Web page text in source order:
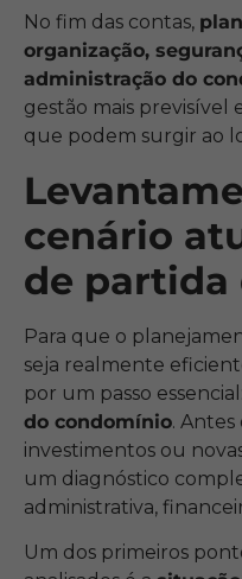
No fim das contas,
organização,
administração do
gestão mais previsível
que podem surgir ao
cenário
de partida
Para que o
seja realmente
por um passo essencial:
do condomínio.
investimentos ou
um diagnóstico
administrativa,
Um dos primeiros